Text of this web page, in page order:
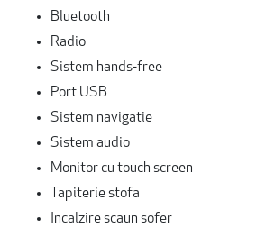
Bluetooth
Radio
Sistem hands-free
Port USB
Sistem navigatie
Sistem audio
Monitor cu touch screen
Tapiterie stofa
Incalzire scaun sofer